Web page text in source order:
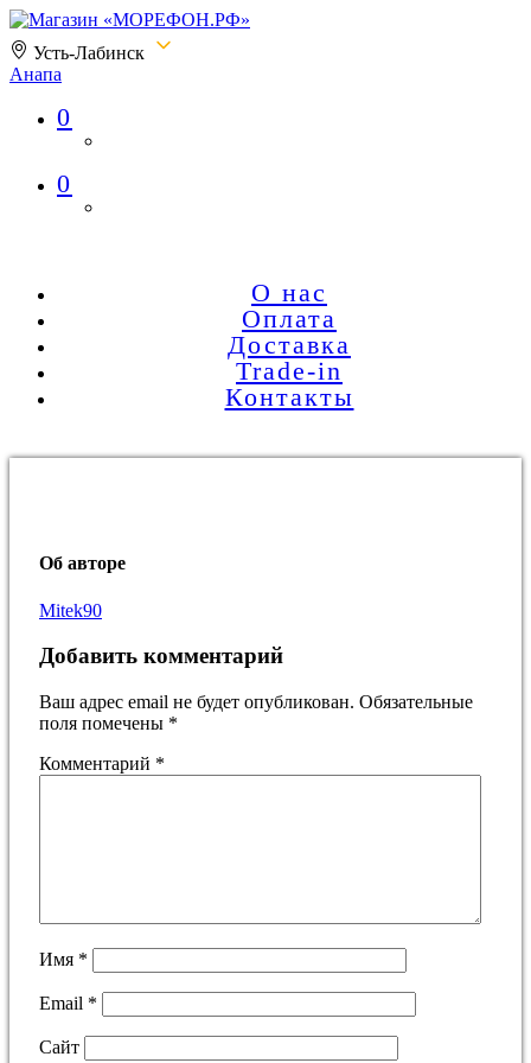
Усть-Лабинск
Анапа
Магазин «МОРЕФОН.РФ»
0
0
О нас
Оплата
Доставка
Trade-in
Контакты
Об авторе
Mitek90
Добавить комментарий
Ваш адрес email не будет опубликован. Обязательные
поля помечены *
Комментарий *
Имя *
Email *
Сайт